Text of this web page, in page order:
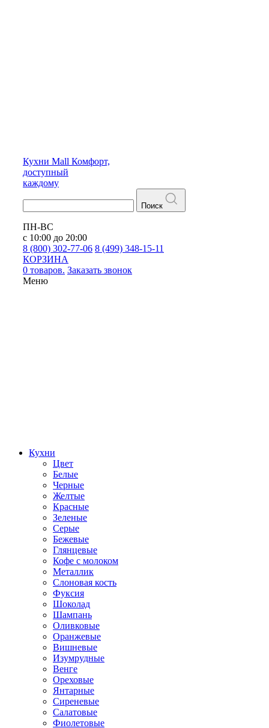
Кухни Mall Комфорт,
доступный
каждому
Поиск
ПН-ВС
с 10:00 до 20:00
8 (800) 302-77-06 8 (499) 348-15-11
КОРЗИНА
0 товаров. Заказать звонок
Меню
Кухни
Цвет
Белые
Черные
Желтые
Красные
Зеленые
Серые
Бежевые
Глянцевые
Кофе с молоком
Металлик
Слоновая кость
Фуксия
Шоколад
Шампань
Оливковые
Оранжевые
Вишневые
Изумрудные
Венге
Ореховые
Янтарные
Сиреневые
Салатовые
Фиолетовые